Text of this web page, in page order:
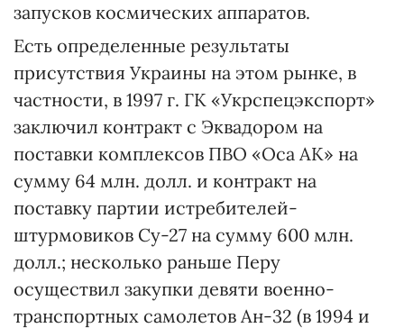
запусков космических аппаратов.
Есть определенные результаты
присутствия Украины на этом рынке, в
частности, в 1997 г. ГК «Укрспецэкспорт»
заключил контракт с Эквадором на
поставки комплексов ПВО «Оса АК» на
сумму 64 млн. долл. и контракт на
поставку партии истребителей-
штурмовиков Су-27 на сумму 600 млн.
долл.; несколько раньше Перу
осуществил закупки девяти военно-
транспортных самолетов Ан-32 (в 1994 и